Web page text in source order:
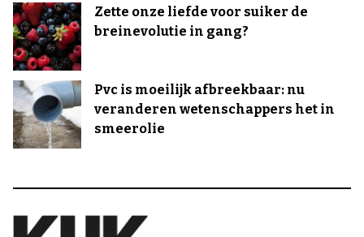
Zette onze liefde voor suiker de
breinevolutie in gang?
Pvc is moeilijk afbreekbaar: nu
veranderen wetenschappers het in
smeerolie